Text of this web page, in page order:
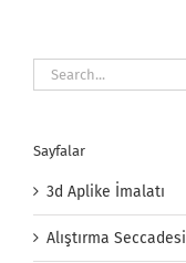
Search
for:
Sayfalar
3d Aplike İmalatı
Alıştırma Seccadesi